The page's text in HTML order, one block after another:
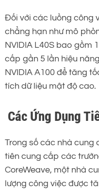
Đối với các luồng công
chẳng hạn như mô
NVIDIA L40S bao gồm
cấp gần 5 lần hiệu
NVIDIA A100 để tăng
tích dữ liệu mật độ cao.
Các Ứng Dụng
Trong số các nhà cung
tiên cung cấp các
CoreWeave, một nhà
lượng công việc được